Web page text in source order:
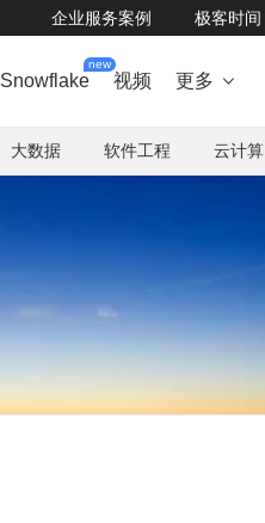
企业服务案例 极客时间
Snowflake
new
视频 更多 
大数据 软件工程 云计算